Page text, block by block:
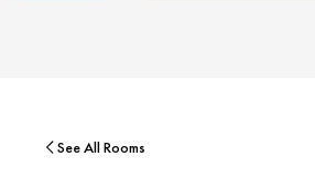
See All Rooms